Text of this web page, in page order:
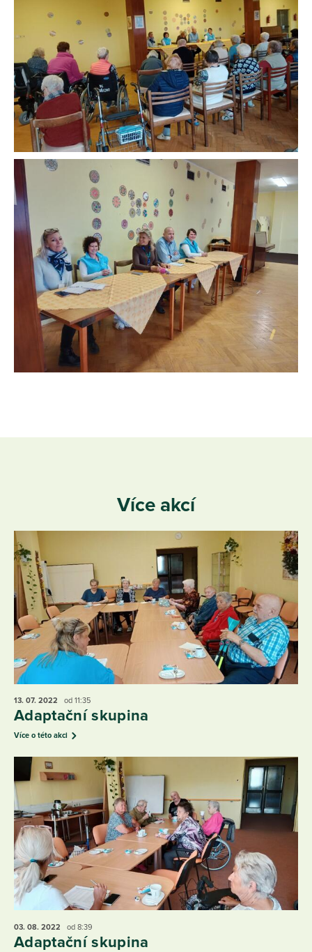
Více akcí
13. 07. 2022 od 11:35
Adaptační skupina
Více o této akci
03. 08. 2022 od 8:39
Adaptační skupina